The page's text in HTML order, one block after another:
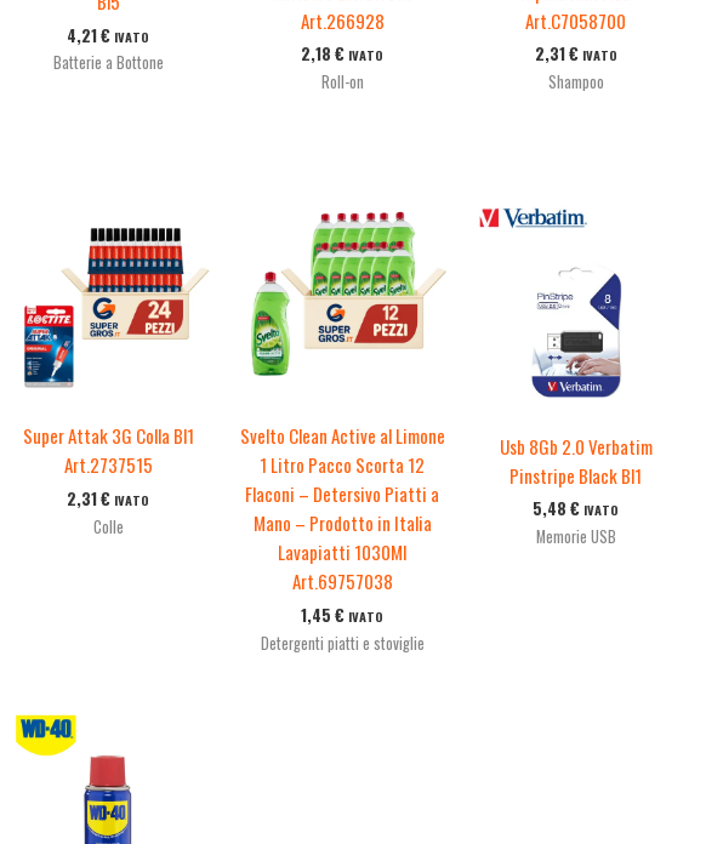
4,21€ IVATO
Batterie a Bottone
Art.266928
2,18€ IVATO
Roll-on
Art.C7058700
2,31€ IVATO
Shampoo
Super Attak 3G Colla Bl1
Art.2737515
2,31€ IVATO
Colle
Svelto Clean Active al Limone
1 Litro Pacco Scorta 12
Flaconi – Detersivo Piatti a
Mano – Prodotto in Italia
Lavapiatti 1030Ml
Art.69757038
1,45€ IVATO
Detergenti piatti e stoviglie
Usb 8Gb 2.0 Verbatim
Pinstripe Black Bl1
5,48€ IVATO
Memorie USB